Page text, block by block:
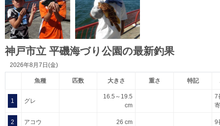
神戸市立 平磯海づり公園の最新釣果
2026年8月7日(金)
魚種 匹数 大きさ 重さ 特記
1 グレ
16.5～19.5
cm
7
2 アコウ 26 cm 9